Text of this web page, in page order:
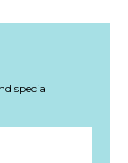
special